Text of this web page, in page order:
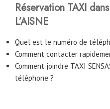
Réservation TAXI
L’AISNE
Quel est le numéro de
Comment contacter
Comment joindre TAXI
téléphone ?